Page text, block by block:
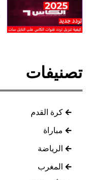
تصنيفات
كرة القدم
مباراة
الرياضة
المغرب